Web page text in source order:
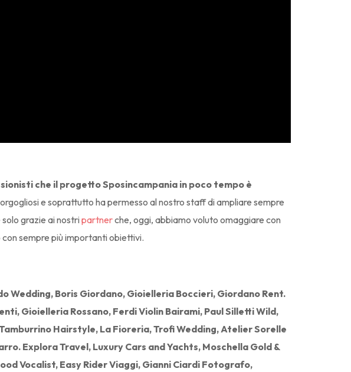
che il progetto Sposincampania in poco tempo è
e soprattutto ha permesso al nostro staff di ampliare sempre
grazie ai nostripartnerche, oggi, abbiamo voluto omaggiare con
sempre più importanti obiettivi.
Wedding, Boris Giordano, Gioielleria Boccieri, Giordano Rent.
Gioielleria Rossano, Ferdi Violin Bairami, Paul Silletti Wild,
Hairstyle, La Fioreria, Trofi Wedding, Atelier Sorelle
Explora Travel, Luxury Cars and Yachts, Moschella Gold &
Vocalist, Easy Rider Viaggi, Gianni Ciardi Fotografo,